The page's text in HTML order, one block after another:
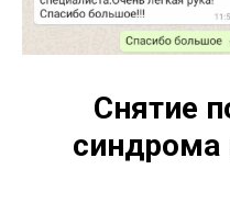
Снятие
синдрома